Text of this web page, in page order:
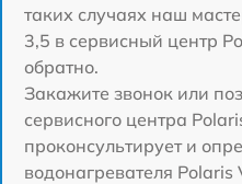
таких случаях наш
3,5 в сервисный центр
обратно.
Закажите звонок или
сервисного центра
проконсультирует и
водонагревателя Polaris